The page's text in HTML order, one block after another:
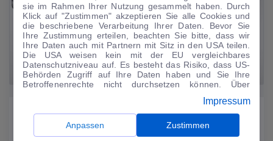
Positiv hervorzuheben sind die angebotenen Assistenzsysteme sowie
sie im Rahmen Ihrer Nutzung gesammelt haben. Durch
Klick auf "Zustimmen" akzeptieren Sie alle Cookies und
die beschriebene Verarbeitung Ihrer Daten. Bevor Sie
Ihre Zustimmung erteilen, beachten Sie bitte, dass wir
Ihre Daten auch mit Partnern mit Sitz in den USA teilen.
Die USA weisen kein mit der EU vergleichbares
Datenschutzniveau auf. Es besteht das Risiko, dass US-
Behörden Zugriff auf Ihre Daten haben und Sie Ihre
Betroffenenrechte nicht durchsetzen können. Über
anpassen. Dies ist auch später jederzeit im Bereich
Cookie-Richtliniemöglich. Weitere Informationen finden
Sie in unsererDatenschutzerklärung .
Impressum
Anpassen Zustimmen